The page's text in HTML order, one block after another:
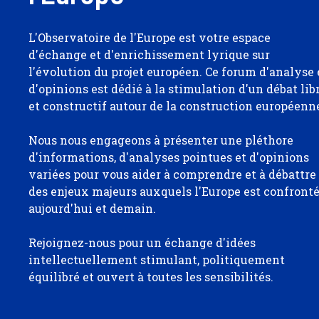
L'Observatoire de l'Europe est votre espace
d'échange et d'enrichissement lyrique sur
l'évolution du projet européen. Ce forum d'analyse
d'opinions est dédié à la stimulation d'un débat
et constructif autour de la construction
Nous nous engageons à présenter une pléthore
d'informations, d'analyses pointues et d'opinions
variées pour vous aider à comprendre et à débattre
des enjeux majeurs auxquels l'Europe est
aujourd'hui et demain.
Rejoignez-nous pour un échange d'idées
intellectuellement stimulant, politiquement
équilibré et ouvert à toutes les sensibilités.